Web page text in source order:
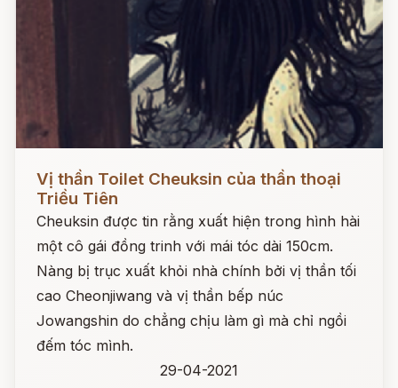
Đọc ngay
Vị thần Toilet Cheuksin của thần thoại
Triều Tiên
Cheuksin được tin rằng xuất hiện trong hình hài
một cô gái đồng trinh với mái tóc dài 150cm.
Nàng bị trục xuất khỏi nhà chính bởi vị thần tối
cao Cheonjiwang và vị thần bếp núc
Jowangshin do chẳng chịu làm gì mà chỉ ngồi
đếm tóc mình.
29-04-2021